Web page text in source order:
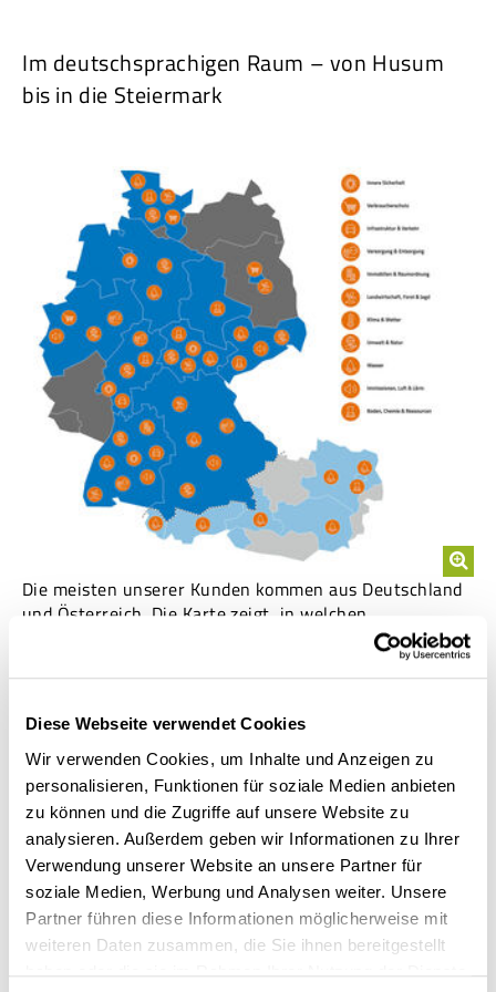
Diese Webseite verwendet Cookies
Wir verwenden Cookies, um Inhalte und Anzeigen zu
personalisieren, Funktionen für soziale Medien anbieten
zu können und die Zugriffe auf unsere Website zu
analysieren. Außerdem geben wir Informationen zu Ihrer
Verwendung unserer Website an unsere Partner für
soziale Medien, Werbung und Analysen weiter. Unsere
Partner führen diese Informationen möglicherweise mit
weiteren Daten zusammen, die Sie ihnen bereitgestellt
Im deutschsprachigen Raum – von Husum
bis in die Steiermark
Die meisten unserer Kunden kommen aus Deutschland
und Österreich. Die Karte zeigt, in welchen
Fachkenntnis. Umfangreiche, heterogene
Datenbestände und hohe Nutzerzahlen sind unser
Spezialgebiet. Je komplexer die Bedingungen sind, desto
größer ist der Bedarf an flexiblen Analysen und
optimalen Möglichkeiten zur Berichterstattung. Genau
deshalb arbeiten viele Bundes- und Landesbehörden
mit uns zusammen.
Wollen Sie mehr über uns und unsere Kunden erfahren?
Fordern Sie unsere Kunden-Referenz-Liste an.